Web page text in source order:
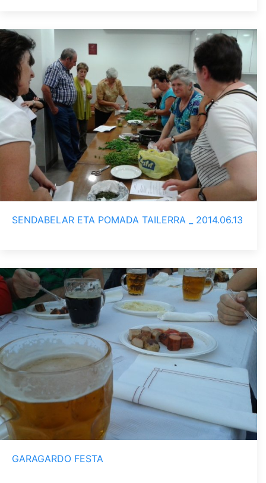
SENDABELAR ETA POMADA TAILERRA _ 2014.06.13
GARAGARDO FESTA